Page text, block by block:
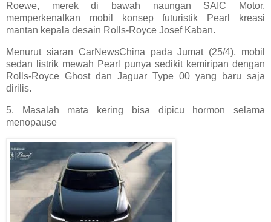
Roewe, merek di bawah naungan SAIC Motor,
memperkenalkan mobil konsep futuristik Pearl kreasi
mantan kepala desain Rolls-Royce Josef Kaban.
Menurut siaran CarNewsChina pada Jumat (25/4), mobil
sedan listrik mewah Pearl punya sedikit kemiripan dengan
Rolls-Royce Ghost dan Jaguar Type 00 yang baru saja
dirilis.
5. Masalah mata kering bisa dipicu hormon selama
menopause